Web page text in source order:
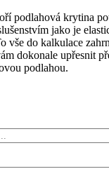
podlahová krytina
jako je
vše do kalkulace
dokonale upřesnit
podlahou.